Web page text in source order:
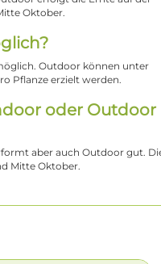
Oktober.
Outdoor können unter
Pflanze erzielt werden.
oder Outdoor
aber auch Outdoor gut.
Mitte Oktober.